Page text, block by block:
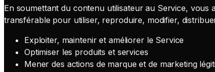
En soumettant du contenu utilisateur au Service,
transférable pour utiliser, reproduire, modifier,
Exploiter, maintenir et améliorer le Service
Optimiser les produits et services
Mener des actions de marque et de marketing